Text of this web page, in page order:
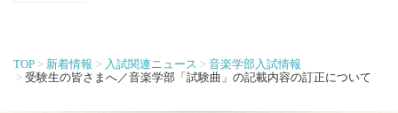
TOP 新着情報 入試関連ニュース
音楽学部入試情報
受験生の皆さまへ／音楽学部「試験曲」の記載内容の訂正について